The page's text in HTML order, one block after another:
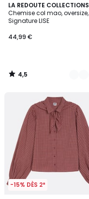
LA REDOUTE COLLECTIONS
Chemise col mao, oversize,
Signature LISE
44,99 €
4,5
/ 5
3
Couleurs
4,5
/
-15% DÈS 2*